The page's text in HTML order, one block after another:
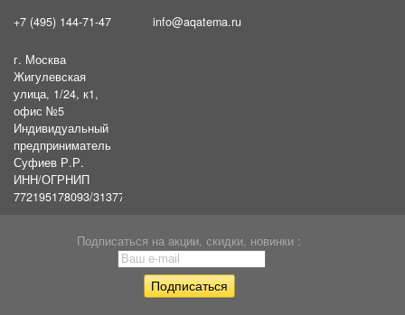
+7 (495) 144-71-47 info@aqatema.ru
г. Москва
Жигулевская
улица, 1/24, к1,
офис №5
Индивидуальный
предприниматель
Суфиев Р.Р.
ИНН/ОГРНИП
772195178093/31377461610054
Подписаться на акции, скидки, новинки :